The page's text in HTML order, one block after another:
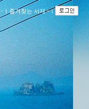
ｌ즐겨찾는 서재 ｌ